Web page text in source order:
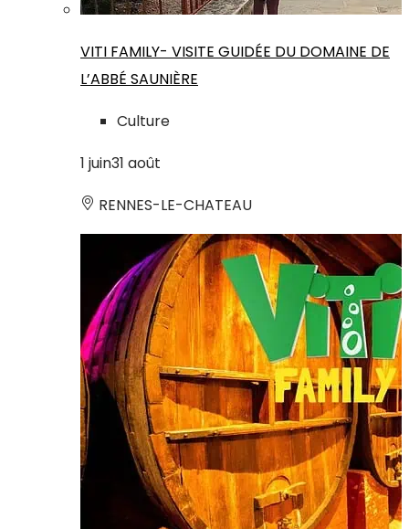
VITI FAMILY- VISITE GUIDÉE DU DOMAINE DE
L’ABBÉ SAUNIÈRE
Culture
1 juin31 août
RENNES-LE-CHATEAU